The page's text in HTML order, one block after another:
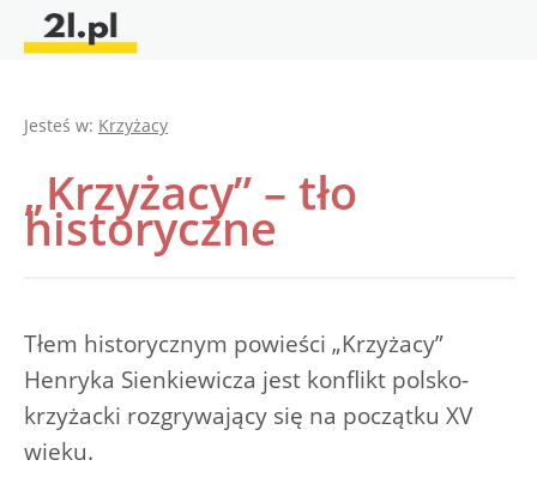
Jesteś w: Krzyżacy
„Krzyżacy” – tło
historyczne
Tłem historycznym powieści „Krzyżacy”
Henryka Sienkiewicza jest konflikt polsko-
krzyżacki rozgrywający się na początku XV
wieku.